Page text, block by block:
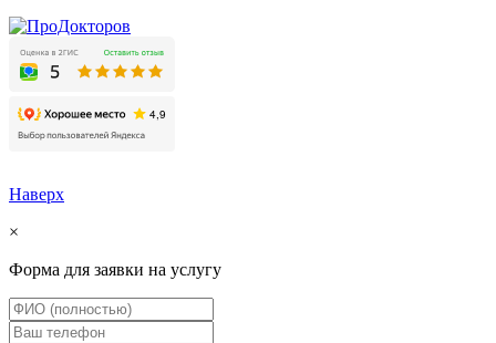
Наверх
×
Форма для заявки на услугу